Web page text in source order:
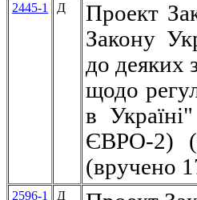
2445-1 Д
Проект
Закону
до деяких
щодо
в
ЄВРО-2)
(вручено
2596-1 Д